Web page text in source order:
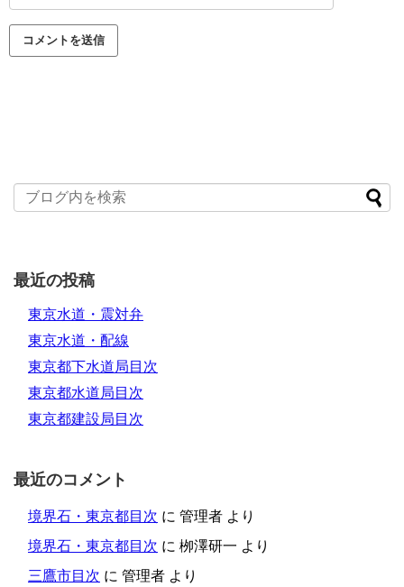
最近の投稿
東京水道・震対弁
東京水道・配線
東京都下水道局目次
東京都水道局目次
東京都建設局目次
最近のコメント
境界石・東京都目次 に 管理者 より
境界石・東京都目次 に 栁澤研一 より
三鷹市目次 に 管理者 より